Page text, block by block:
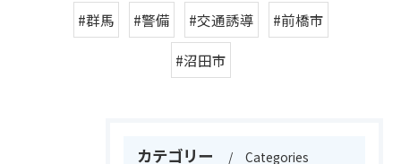
#群馬 #警備 #交通誘導 #前橋市
#沼田市
カテゴリー Categories